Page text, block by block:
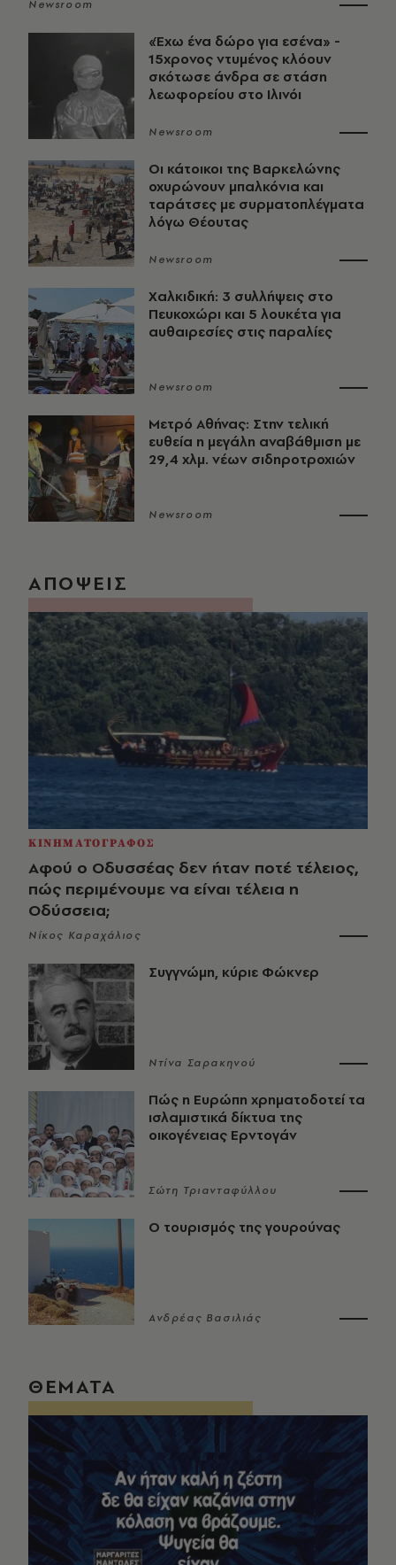
Newsroom
«Έχω ένα δώρο για εσένα» -
15χρονος ντυμένος κλόουν
σκότωσε άνδρα σε στάση
λεωφορείου στο Ιλινόι
Newsroom
Οι κάτοικοι της Βαρκελώνης
οχυρώνουν μπαλκόνια και
ταράτσες με συρματοπλέγματα
λόγω Θέουτας
Newsroom
Χαλκιδική: 3 συλλήψεις στο
Πευκοχώρι και 5 λουκέτα για
αυθαιρεσίες στις παραλίες
Newsroom
Μετρό Αθήνας: Στην τελική
ευθεία η μεγάλη αναβάθμιση με
29,4 χλμ. νέων σιδηροτροχιών
Newsroom
ΑΠΟΨΕΙΣ
ΚΙΝΗΜΑΤΟΓΡΑΦΟΣ
Αφού ο Οδυσσέας δεν ήταν ποτέ τέλειος,
πώς περιμένουμε να είναι τέλεια η
Οδύσσεια;
Νίκος Καραχάλιος
Συγγνώμη, κύριε Φώκνερ
Ντίνα Σαρακηνού
Πώς η Ευρώπη χρηματοδοτεί τα
ισλαμιστικά δίκτυα της
οικογένειας Ερντογάν
Σώτη Τριανταφύλλου
Ο τουρισμός της γουρούνας
Ανδρέας Βασιλιάς
ΘΕΜΑΤΑ